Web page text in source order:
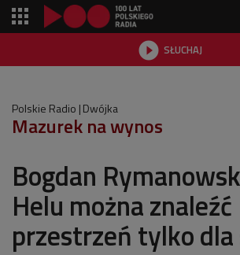
 SŁUCHAJ
Polskie Radio Dwójka
Mazurek na wynos
Bogdan
Helu można znaleźć
przestrzeń tylko